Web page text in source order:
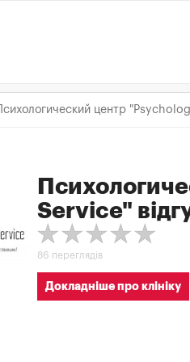
Психологический центр
Service"
86 переглядів
Докладніше про клініку